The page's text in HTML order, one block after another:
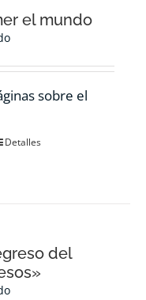
el mundo
sobre el
Detalles
del